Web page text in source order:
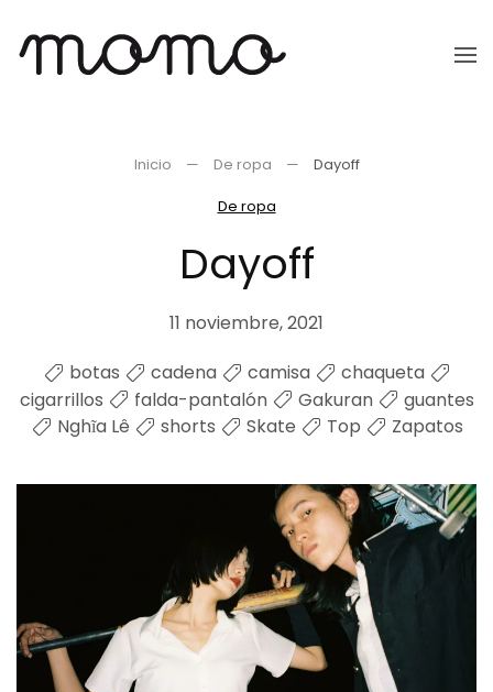
Ir
Inicio De ropa
Dayoff
De ropa
Dayoff
11 noviembre, 2021
botas
cadena camisa
chaqueta
cigarrillos
falda-pantalón Gakuran
guantes
Nghĩa Lê
shorts Skate Top Zapatos